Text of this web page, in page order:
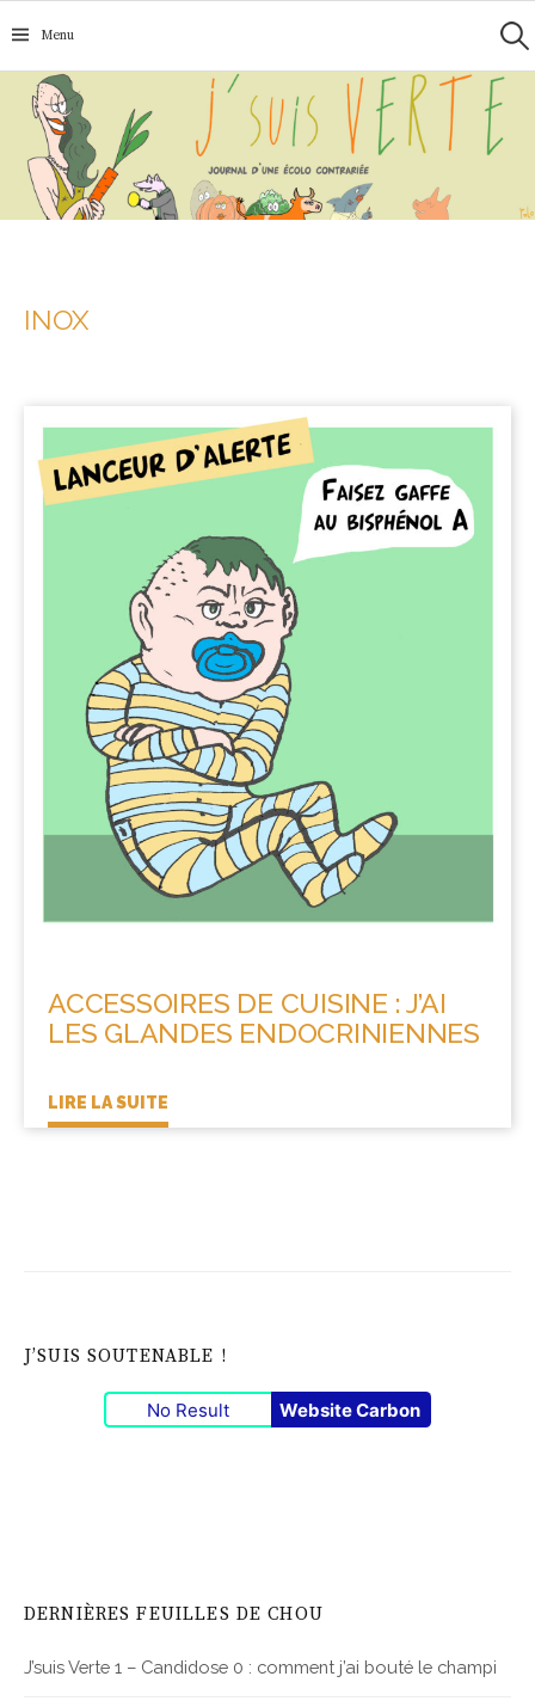
au
contenu
Menu
INOX
ACCESSOIRES DE CUISINE : J’AI
LES GLANDES ENDOCRINIENNES
LIRE LA SUITE
J’SUIS SOUTENABLE !
No Result Website Carbon
DERNIÈRES FEUILLES DE CHOU
J’suis Verte 1 – Candidose 0 : comment j’ai bouté le champi